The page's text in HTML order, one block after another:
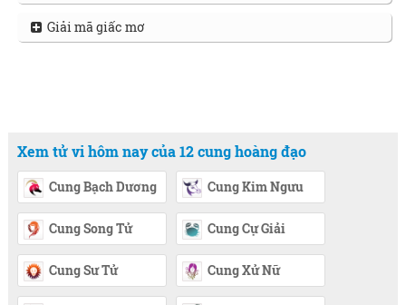
Giải mã giấc mơ
Xem tử vi hôm nay của 12 cung hoàng đạo
Cung Bạch Dương Cung Kim Ngưu
Cung Song Tử Cung Cự Giải
Cung Sư Tử Cung Xử Nữ